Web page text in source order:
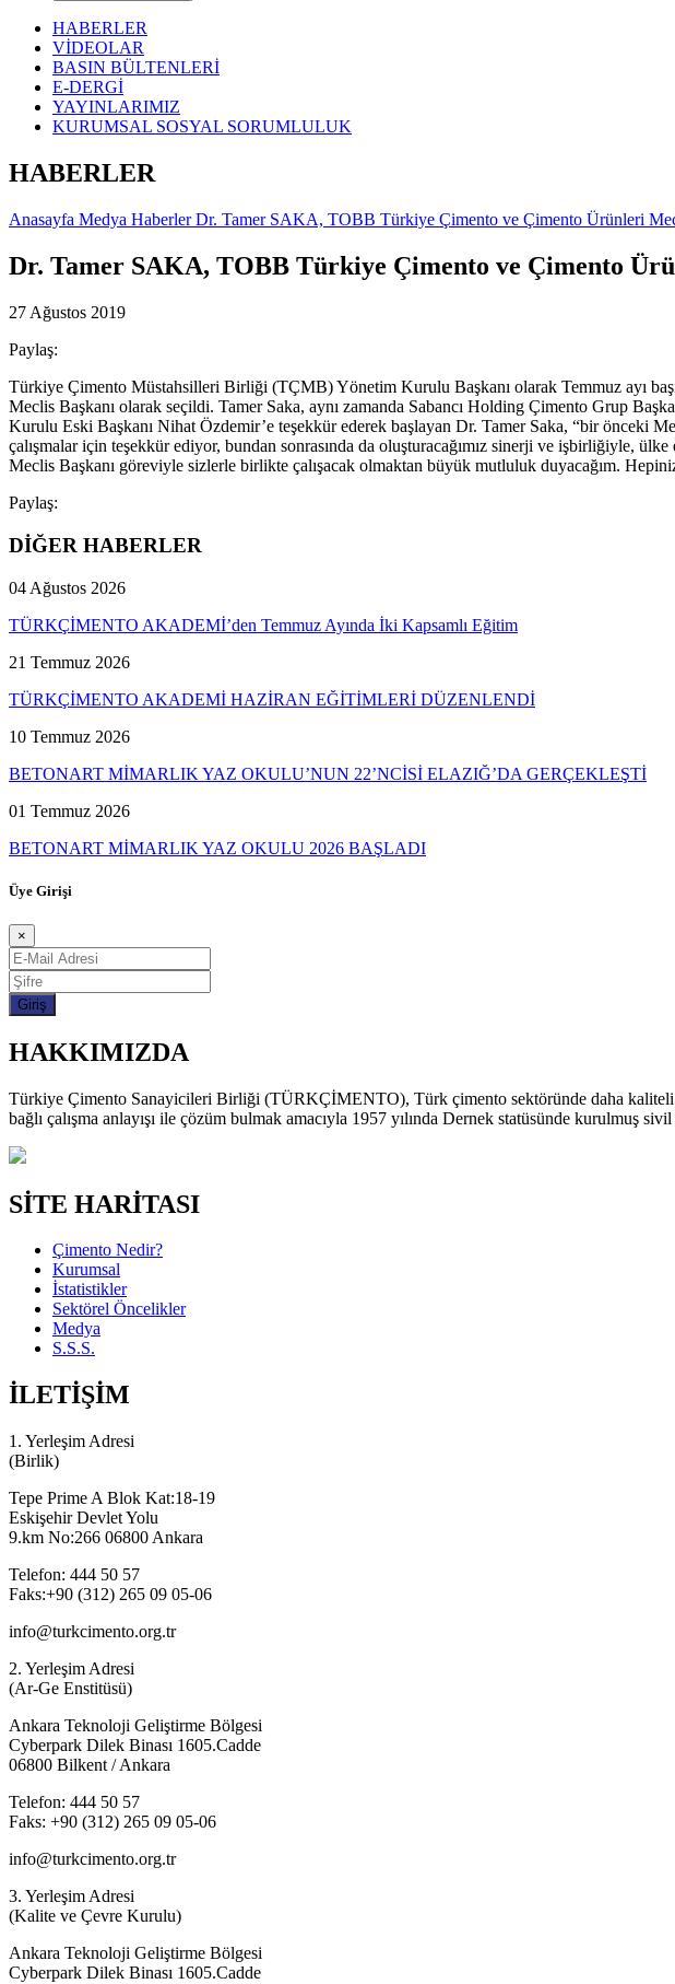
HABERLER
VİDEOLAR
BASIN BÜLTENLERİ
E-DERGİ
YAYINLARIMIZ
KURUMSAL SOSYAL SORUMLULUK
HABERLER
Anasayfa Medya HaberlerDr. Tamer SAKA, TOBB Türkiye Çimento ve Çimento Ürünleri
Dr. Tamer SAKA, TOBB Türkiye Çimento ve Çimento
27 Ağustos 2019
Paylaş:
Türkiye Çimento Müstahsilleri Birliği (TÇMB) Yönetim Kurulu Başkanı olarak Temmuz ayı
Meclis Başkanı olarak seçildi. Tamer Saka, aynı zamanda Sabancı Holding Çimento Grup
Kurulu Eski Başkanı Nihat Özdemir’e teşekkür ederek başlayan Dr. Tamer Saka, “bir önceki
çalışmalar için teşekkür ediyor, bundan sonrasında da oluşturacağımız sinerji ve işbirliğiyle,
Meclis Başkanı göreviyle sizlerle birlikte çalışacak olmaktan büyük mutluluk duyacağım.
Paylaş:
DİĞER HABERLER
04 Ağustos 2026
TÜRKÇİMENTO AKADEMİ’den Temmuz Ayında İki Kapsamlı Eğitim
21 Temmuz 2026
TÜRKÇİMENTO AKADEMİ HAZİRAN EĞİTİMLERİ DÜZENLENDİ
10 Temmuz 2026
BETONART MİMARLIK YAZ OKULU’NUN 22’NCİSİ ELAZIĞ’DA GERÇEKLEŞTİ
01 Temmuz 2026
BETONART MİMARLIK YAZ OKULU 2026 BAŞLADI
Üye Girişi
×
HAKKIMIZDA
Türkiye Çimento Sanayicileri Birliği (TÜRKÇİMENTO), Türk çimento sektöründe daha kaliteli
bağlı çalışma anlayışı ile çözüm bulmak amacıyla 1957 yılında Dernek statüsünde kurulmuş
SİTE HARİTASI
Çimento Nedir?
Kurumsal
İstatistikler
Sektörel Öncelikler
Medya
S.S.S.
İLETİŞİM
1. Yerleşim Adresi
(Birlik)
Tepe Prime A Blok Kat:18-19
Eskişehir Devlet Yolu
9.km No:266 06800 Ankara
Telefon: 444 50 57
Faks:+90 (312) 265 09 05-06
info@turkcimento.org.tr
2. Yerleşim Adresi
(Ar-Ge Enstitüsü)
Ankara Teknoloji Geliştirme Bölgesi
Cyberpark Dilek Binası 1605.Cadde
06800 Bilkent / Ankara
Telefon: 444 50 57
Faks: +90 (312) 265 09 05-06
info@turkcimento.org.tr
3. Yerleşim Adresi
(Kalite ve Çevre Kurulu)
Ankara Teknoloji Geliştirme Bölgesi
Cyberpark Dilek Binası 1605.Cadde